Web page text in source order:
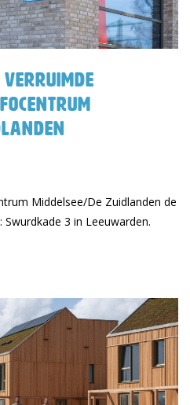
verruimde
Middelsee/De Zuidlanden de
3 in Leeuwarden.